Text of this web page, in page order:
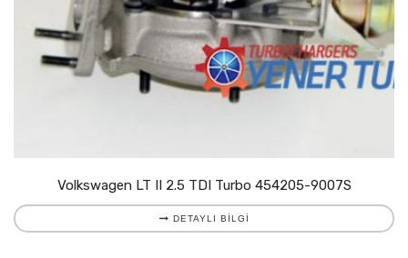
Volkswagen LT II 2.5 TDI Turbo 454205-9007S
DETAYLI BILGI